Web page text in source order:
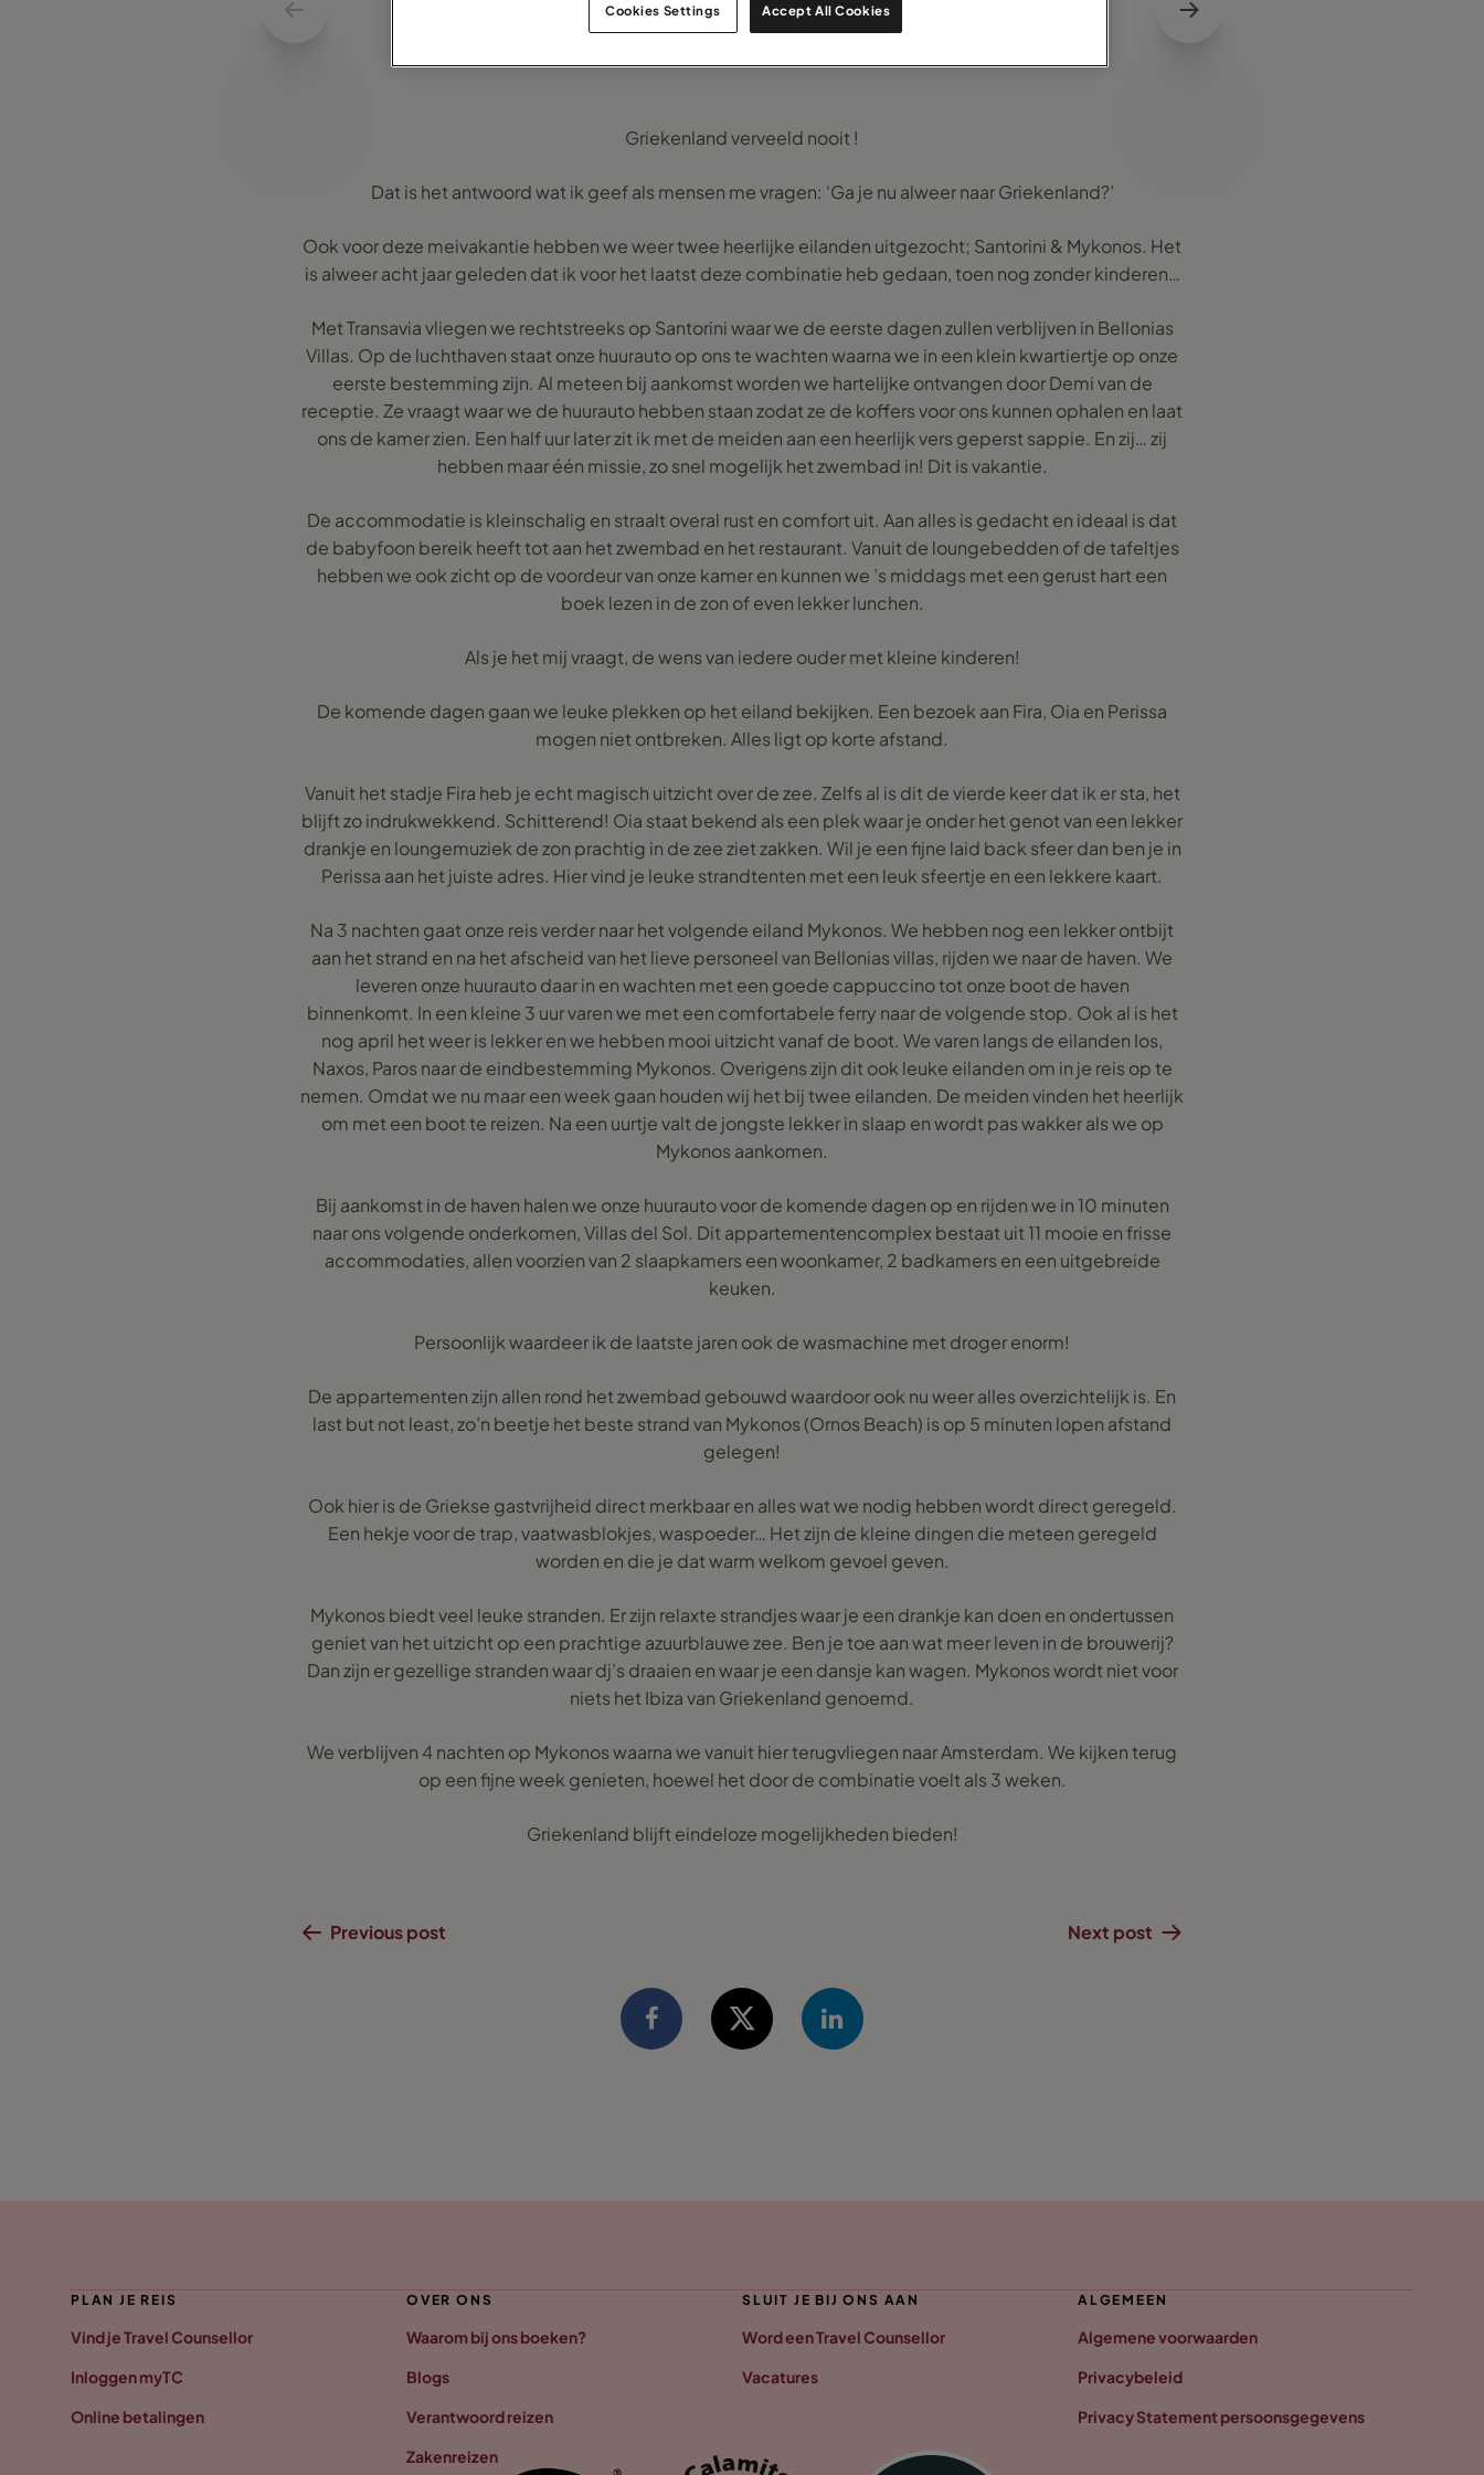
Griekenland verveeld nooit !
Dat is het antwoord wat ik geef als mensen me vragen: ‘Ga je nu alweer naar Griekenland?’
Ook voor deze meivakantie hebben we weer twee heerlijke eilanden uitgezocht; Santorini & Mykonos. Het
is alweer acht jaar geleden dat ik voor het laatst deze combinatie heb gedaan, toen nog zonder kinderen…
Met Transavia vliegen we rechtstreeks op Santorini waar we de eerste dagen zullen verblijven in Bellonias
Villas. Op de luchthaven staat onze huurauto op ons te wachten waarna we in een klein kwartiertje op onze
eerste bestemming zijn. Al meteen bij aankomst worden we hartelijke ontvangen door Demi van de
receptie. Ze vraagt waar we de huurauto hebben staan zodat ze de koffers voor ons kunnen ophalen en laat
ons de kamer zien. Een half uur later zit ik met de meiden aan een heerlijk vers geperst sappie. En zij… zij
hebben maar één missie, zo snel mogelijk het zwembad in! Dit is vakantie.
De accommodatie is kleinschalig en straalt overal rust en comfort uit. Aan alles is gedacht en ideaal is dat
de babyfoon bereik heeft tot aan het zwembad en het restaurant. Vanuit de loungebedden of de tafeltjes
hebben we ook zicht op de voordeur van onze kamer en kunnen we ’s middags met een gerust hart een
boek lezen in de zon of even lekker lunchen.
Als je het mij vraagt, de wens van iedere ouder met kleine kinderen!
De komende dagen gaan we leuke plekken op het eiland bekijken. Een bezoek aan Fira, Oia en Perissa
mogen niet ontbreken. Alles ligt op korte afstand.
Vanuit het stadje Fira heb je echt magisch uitzicht over de zee. Zelfs al is dit de vierde keer dat ik er sta, het
blijft zo indrukwekkend. Schitterend! Oia staat bekend als een plek waar je onder het genot van een lekker
drankje en loungemuziek de zon prachtig in de zee ziet zakken. Wil je een fijne laid back sfeer dan ben je in
Perissa aan het juiste adres. Hier vind je leuke strandtenten met een leuk sfeertje en een lekkere kaart.
Na 3 nachten gaat onze reis verder naar het volgende eiland Mykonos. We hebben nog een lekker ontbijt
aan het strand en na het afscheid van het lieve personeel van Bellonias villas, rijden we naar de haven. We
leveren onze huurauto daar in en wachten met een goede cappuccino tot onze boot de haven
binnenkomt. In een kleine 3 uur varen we met een comfortabele ferry naar de volgende stop. Ook al is het
nog april het weer is lekker en we hebben mooi uitzicht vanaf de boot. We varen langs de eilanden Ios,
Naxos, Paros naar de eindbestemming Mykonos. Overigens zijn dit ook leuke eilanden om in je reis op te
nemen. Omdat we nu maar een week gaan houden wij het bij twee eilanden. De meiden vinden het heerlijk
om met een boot te reizen. Na een uurtje valt de jongste lekker in slaap en wordt pas wakker als we op
Mykonos aankomen.
Bij aankomst in de haven halen we onze huurauto voor de komende dagen op en rijden we in 10 minuten
naar ons volgende onderkomen, Villas del Sol. Dit appartementencomplex bestaat uit 11 mooie en frisse
accommodaties, allen voorzien van 2 slaapkamers een woonkamer, 2 badkamers en een uitgebreide
keuken.
Persoonlijk waardeer ik de laatste jaren ook de wasmachine met droger enorm!
De appartementen zijn allen rond het zwembad gebouwd waardoor ook nu weer alles overzichtelijk is. En
last but not least, zo’n beetje het beste strand van Mykonos (Ornos Beach) is op 5 minuten lopen afstand
gelegen!
Ook hier is de Griekse gastvrijheid direct merkbaar en alles wat we nodig hebben wordt direct geregeld.
Een hekje voor de trap, vaatwasblokjes, waspoeder… Het zijn de kleine dingen die meteen geregeld
worden en die je dat warm welkom gevoel geven.
Mykonos biedt veel leuke stranden. Er zijn relaxte strandjes waar je een drankje kan doen en ondertussen
geniet van het uitzicht op een prachtige azuurblauwe zee. Ben je toe aan wat meer leven in de brouwerij?
Dan zijn er gezellige stranden waar dj’s draaien en waar je een dansje kan wagen. Mykonos wordt niet voor
niets het Ibiza van Griekenland genoemd.
We verblijven 4 nachten op Mykonos waarna we vanuit hier terugvliegen naar Amsterdam. We kijken terug
op een fijne week genieten, hoewel het door de combinatie voelt als 3 weken.
Griekenland blijft eindeloze mogelijkheden bieden!
Previous post Next post
PLAN JE REIS
Vind je Travel Counsellor
Inloggen myTC
Online betalingen
OVER ONS
Waarom bij ons boeken?
Blogs
Verantwoord reizen
Zakenreizen
SLUIT JE BIJ ONS AAN
Word een Travel Counsellor
Vacatures
ALGEMEEN
Algemene voorwaarden
Privacybeleid
Privacy Statement persoonsgegevens
Cookies Settings Accept All Cookies